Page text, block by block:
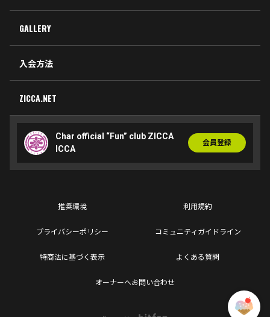
GALLERY
入会方法
ZICCA.NET
Char official “Fun” club ZICCA
ICCA
会員登録
推奨環境 利用規約
プライバシーポリシー コミュニティガイドライン
特商法に基づく表示 よくある質問
オーナーへお問い合わせ